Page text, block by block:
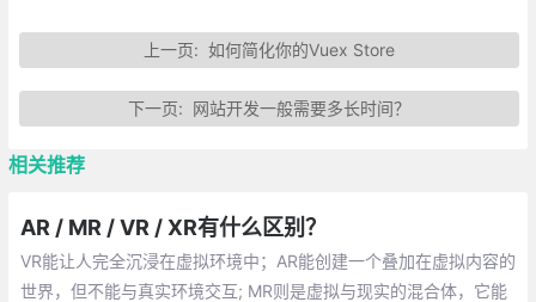
上一页: 如何简化你的Vuex Store
下一页: 网站开发一般需要多长时间？
相关推荐
AR / MR / VR / XR有什么区别？
VR能让人完全沉浸在虚拟环境中；AR能创建一个叠加在虚拟内容的
世界，但不能与真实环境交互; MR则是虚拟与现实的混合体，它能